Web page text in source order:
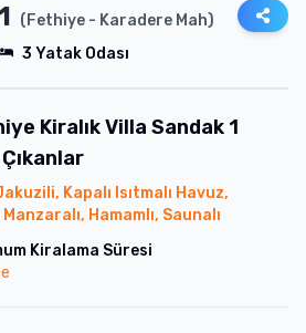
(Fethiye - Karadere Mah)
3 Yatak Odası
KiralıkVilla Sandak 1
Kapalı Isıtmalı Havuz,
Hamamlı, Saunalı
Kiralama Süresi